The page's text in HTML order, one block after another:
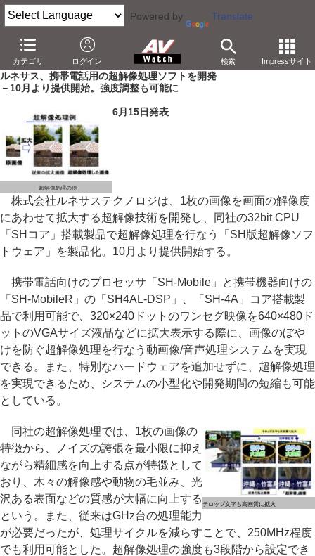
Powered by Translate
カテゴリ ログイン 検索 Impressサイト
AV Watch 製品
アプリ/ソフトウェア
ルネサス、携帯電話用の超解像処理ソフトを開発
－10月より提供開始。強度調整も可能に
超解像処理の例
6月15日発表
株式会社ルネサステクノロジは、1枚の画像を画面の解像度
にあわせて拡大する超解像技術を開発し、同社の32bit CPU
「SHコア」搭載製品で超解像処理を行なう「SH版超解像ソフ
トウェア」を製品化。10月より提供開始する。
携帯電話向けのプロセッサ「SH-Mobile」と携帯機器向けの
「SH-MobileR」の「SH4AL-DSP」、「SH-4A」コア搭載製
品で利用可能で、320×240ドットのワンセグ映像を640×480ド
ットのVGAサイズ液晶などに拡大表示する際に、画像のぼや
けを防ぐ超解像処理を行なう動画像/音声処理システムを実現
できる。また、特別なハードウェアを追加せずに、超解像処理
を実現できるため、システムの小型化や開発期間の短縮も可能
としている。
テロップ文字も高画質に拡大
同社の超解像処理では、1枚の画像の
特徴から、ノイズの誇張を最小限に抑え
ながら精細感を向上する点が特徴として
おり、木々の解像感や動物の毛並み、光
沢ある表面などの質感が大幅に向上する
という。また、従来はGHz台の処理能力
が必要だったが、処理サイクルを減らすことで、250MHz程度
でも利用可能とした。超解像処理の強度も3段階から設定でき